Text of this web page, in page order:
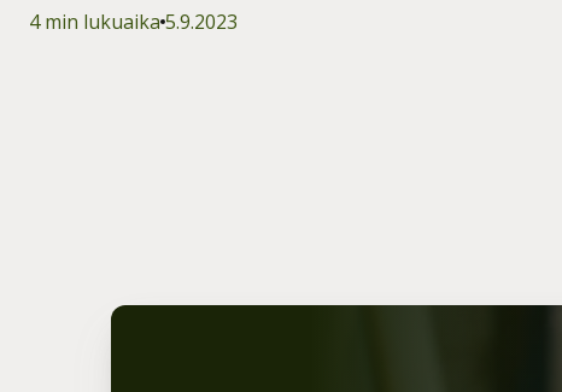
4 min lukuaika 5.9.2023